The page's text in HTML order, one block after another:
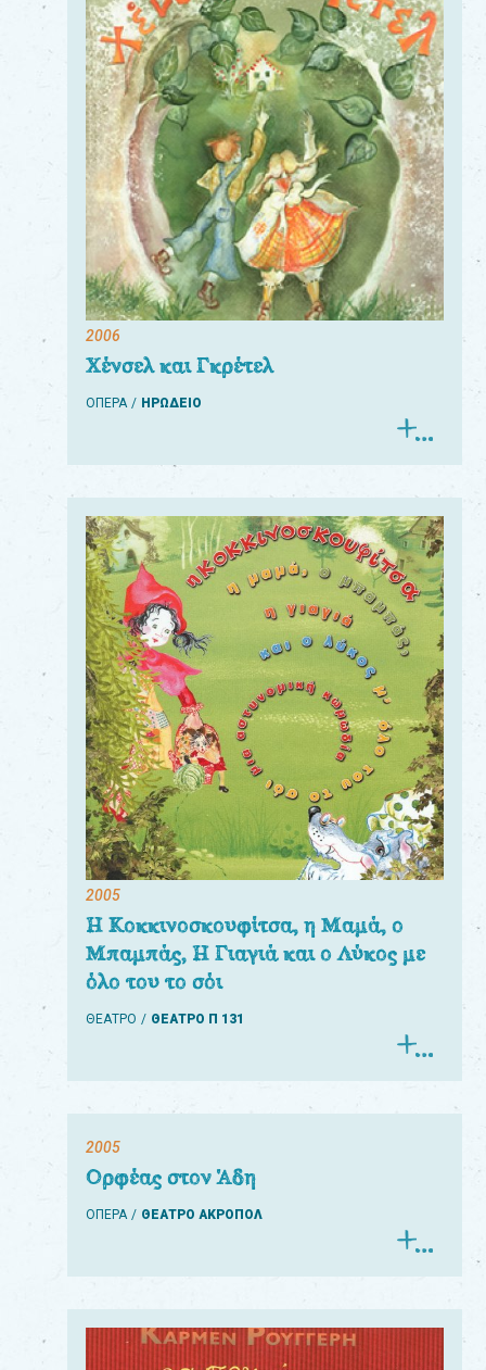
2006
Χένσελ και Γκρέτελ
ΟΠΕΡΑ ΗΡΩΔΕΙΟ
2005
Η Κοκκινοσκουφίτσα, η Μαμά, ο
Μπαμπάς, Η Γιαγιά και ο Λύκος με
όλο του το σόι
ΘΕΑΤΡΟ ΘΕΑΤΡΟ Π 131
2005
Ορφέας στον Άδη
ΟΠΕΡΑ ΘΕΑΤΡΟ ΑΚΡΟΠΟΛ